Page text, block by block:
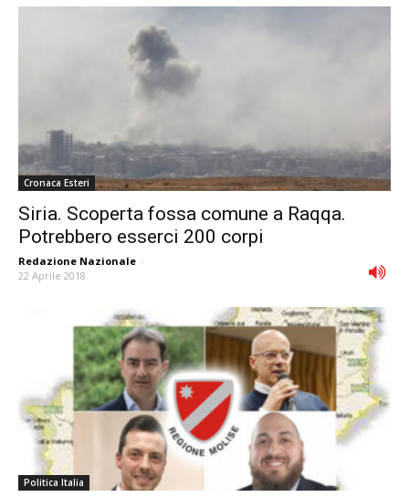
Cronaca Esteri
Siria. Scoperta fossa comune a Raqqa.
Potrebbero esserci 200 corpi
Redazione Nazionale -
22 Aprile 2018
Politica Italia